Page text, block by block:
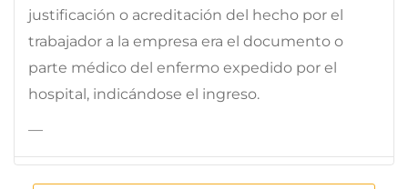
justificación o acreditación del hecho por el
trabajador a la empresa era el documento o
parte médico del enfermo expedido por el
hospital, indicándose el ingreso.
—